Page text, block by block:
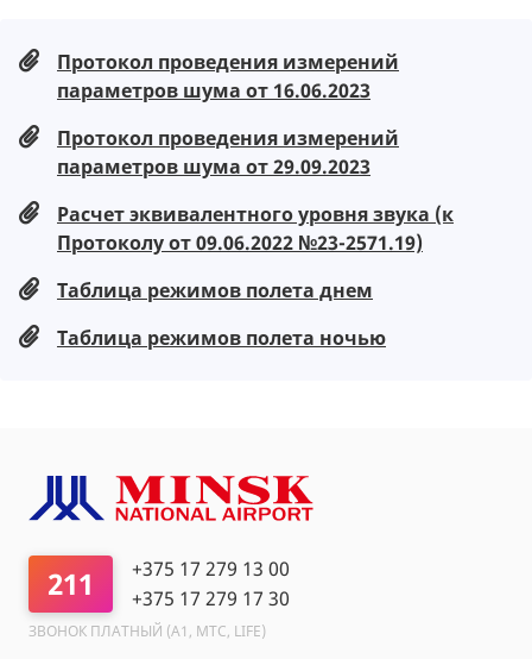
Протокол проведения измерений
параметров шума от 16.06.2023
Протокол проведения измерений
параметров шума от 29.09.2023
Расчет эквивалентного уровня звука (к
Протоколу от 09.06.2022 №23-2571.19)
Таблица режимов полета днем
Таблица режимов полета ночью
211
+375 17 279 13 00
+375 17 279 17 30
ЗВОНОК ПЛАТНЫЙ (A1, МТС, LIFE)